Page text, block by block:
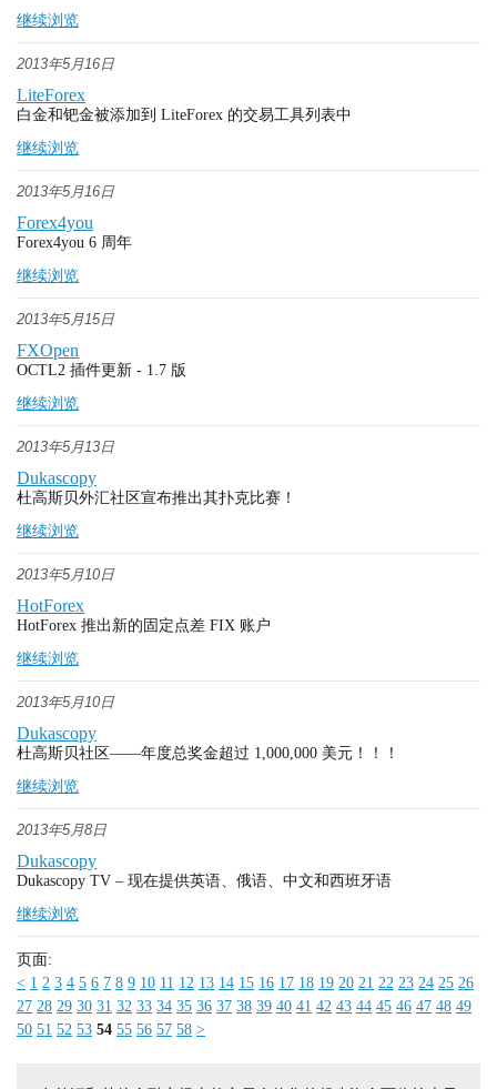
继续浏览
2013年5月16日
LiteForex
白金和钯金被添加到 LiteForex 的交易工具列表中
继续浏览
2013年5月16日
Forex4you
Forex4you 6 周年
继续浏览
2013年5月15日
FXOpen
OСTL2 插件更新 - 1.7 版
继续浏览
2013年5月13日
Dukascopy
杜高斯贝外汇社区宣布推出其扑克比赛！
继续浏览
2013年5月10日
HotForex
HotForex 推出新的固定点差 FIX 账户
继续浏览
2013年5月10日
Dukascopy
杜高斯贝社区——年度总奖金超过 1,000,000 美元！！！
继续浏览
2013年5月8日
Dukascopy
Dukascopy TV – 现在提供英语、俄语、中文和西班牙语
继续浏览
页面:
< 1 2 3 4 5 6 7 8 9 10 11 12 13 14 15 16 17 18 19 20 21 22 23 24 25 26
27 28 29 30 31 32 33 34 35 36 37 38 39 40 41 42 43 44 45 46 47 48 49
50 51 52 53 54 55 56 57 58 >